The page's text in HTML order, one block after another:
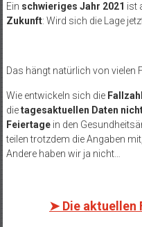
Ein schwieriges Jahr 2021 ist
Zukunft: Wird sich die Lage
Das hängt natürlich von vielen
Wie entwickeln sich die
dietagesaktuellen Daten
Feiertagein den
teilen trotzdem die Angaben
Andere haben wir ja nicht…
➤ Die aktuellen